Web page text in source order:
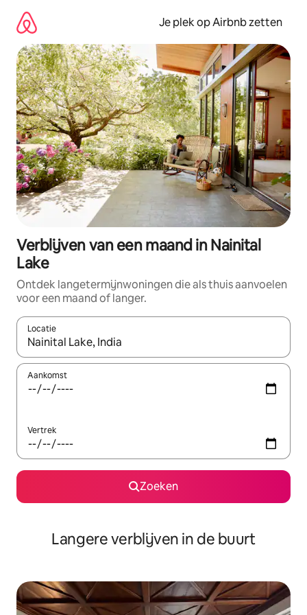
direct
naar
inhoud
Je plek op Airbnb zetten
Verblijven van een maand in Nainital
Lake
Ontdek langetermijnwoningen die als thuis aanvoelen
voor een maand of langer.
Locatie
Wanneer er resultaten beschikbaar zijn, maak je een keuze
Aankomst
Vertrek
Zoeken
Langere verblijven in de buurt